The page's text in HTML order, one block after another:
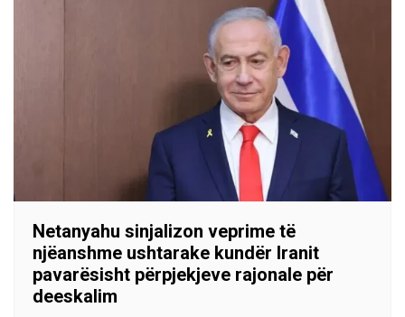
Netanyahu sinjalizon veprime të
njëanshme ushtarake kundër Iranit
pavarësisht përpjekjeve rajonale për
deeskalim